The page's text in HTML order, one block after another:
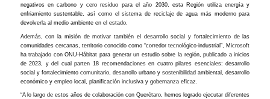
negativos en carbono y cero residuo para el año 2030, esta Región utiliza energía y
enfriamiento sustentable, así como el sistema de reciclaje de agua más moderno para
devolverla al medio ambiente en el estado.
Además, con la misión de motivar también el desarrollo social y fortalecimiento de las
comunidades cercanas, territorio conocido como “corredor tecnológico-industrial”, Microsoft
ha trabajado con ONU-Hábitat para generar un estudio sobre la región, publicado a inicios
de 2023, y del cual parten 18 recomendaciones en cuatro pilares esenciales: desarrollo
social y fortalecimiento comunitario, desarrollo urbano y sostenibilidad ambiental, desarrollo
económico y empleo local, planificación inclusiva y gobernanza eficaz.
“A lo largo de estos años de colaboración con Querétaro, hemos logrado ejecutar diferentes